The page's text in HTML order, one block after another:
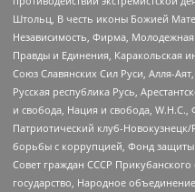
Штольц, В честь иконы Божией
Независимость, Фирма,
Правды и Единения, Каракольская
Союз Славянских Сил Руси, Алля-
Русская республика Русь,
и свобода, Нация и свобода,
Патриотический клуб-
борьбы с коррупцией, Фонд
Совет граждан СССР
государство, Народное